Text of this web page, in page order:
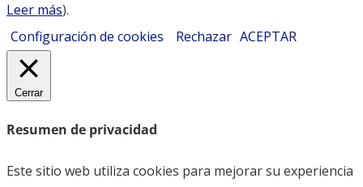
Leer más).
Configuración de cookies
Rechazar ACEPTAR
Cerrar
Resumen de privacidad
Este sitio web utiliza cookies para mejorar su experiencia